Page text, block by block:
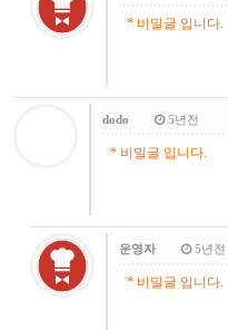
* 비밀글 입니다.
dodo 5년전
* 비밀글 입니다.
운영자 5년전
* 비밀글 입니다.